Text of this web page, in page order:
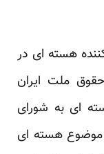
هسته ای در
ملت ایران
ای به شورای
موضوع هسته ای